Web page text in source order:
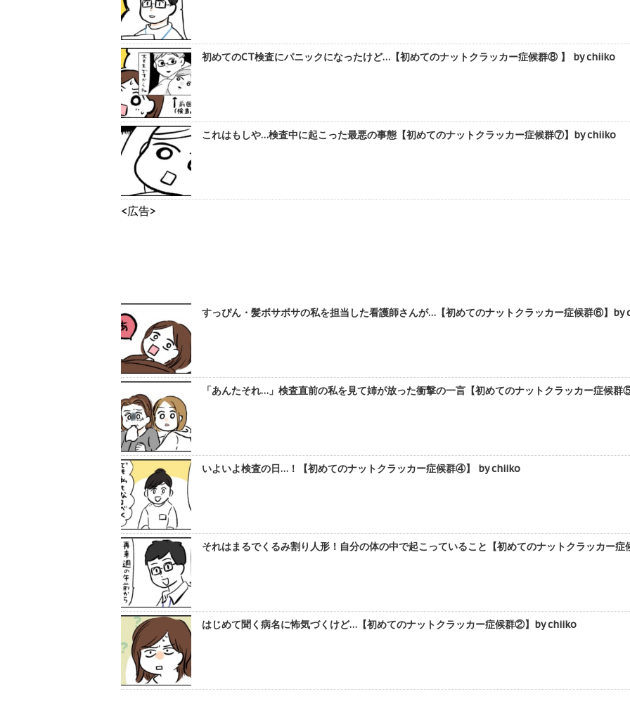
初めてのCT検査にパニックになったけど…【初めてのナットクラッカー症候群⑧ 】 by chiiko
これはもしや…検査中に起こった最悪の事態【初めてのナットクラッカー症候群⑦】by chiiko
<広告>
すっぴん・髪ボサボサの私を担当した看護師さんが…【初めてのナットクラッカー症候群⑥】by
「あんたそれ…」検査直前の私を見て姉が放った衝撃の一言【初めてのナットクラッカー症候
いよいよ検査の日…！【初めてのナットクラッカー症候群④】 by chiiko
それはまるでくるみ割り人形！自分の体の中で起こっていること【初めてのナットクラッカー
はじめて聞く病名に怖気づくけど…【初めてのナットクラッカー症候群②】by chiiko